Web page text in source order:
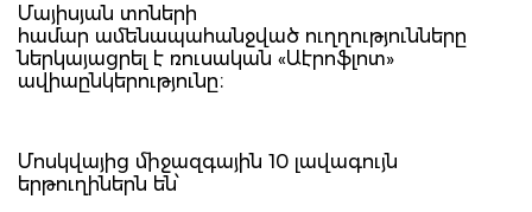
Մայիսյան տոների
համար ամենապահանջված ուղղությունները
ներկայացրել է ռուսական «Աէրոֆլոտ»
ավիաընկերությունը։
Մոսկվայից միջազգային 10 լավագույն
երթուղիներն են՝